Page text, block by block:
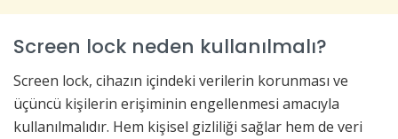
Screen lock neden kullanılmalı?
Screen lock, cihazın içindeki verilerin korunması ve
üçüncü kişilerin erişiminin engellenmesi amacıyla
kullanılmalıdır. Hem kişisel gizliliği sağlar hem de veri